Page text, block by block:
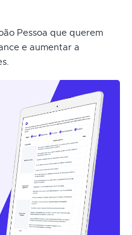
Pessoa que querem
e aumentar a